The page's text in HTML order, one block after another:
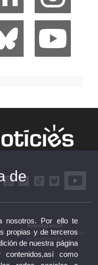
Investigación
Investigación, innovación
de
nosotros. Por ello te
propias y de terceros
de nuestra página
como